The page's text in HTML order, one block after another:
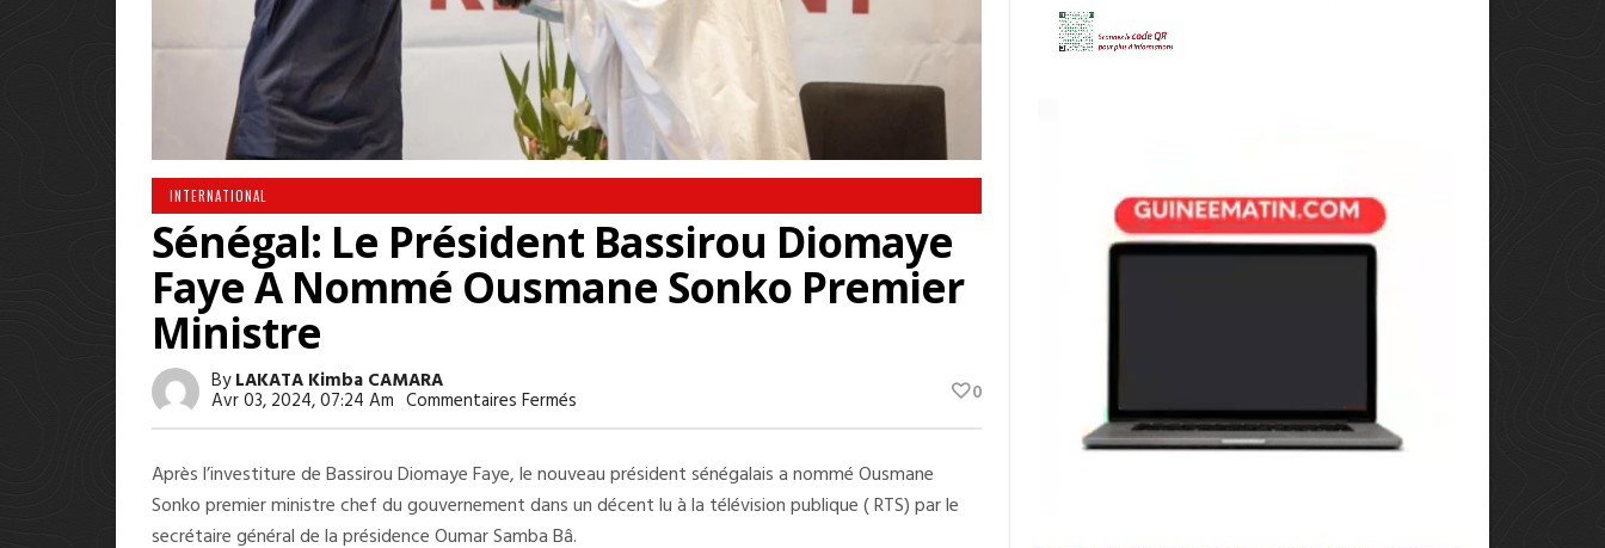
INTERNATIONAL
Sénégal: Le Président Bassirou Diomaye
Faye A Nommé Ousmane Sonko Premier
Ministre
ByLAKATA Kimba CAMARA
Avr 03, 2024, 07:24 Am Commentaires Fermés
Le
Bassirou
Diomaye
Faye
0
Après l’investiture de Bassirou Diomaye Faye, le nouveau président sénégalais a nommé Ousmane
Sonko premier ministre chef du gouvernement dans un décent lu à la télévision publique ( RTS) par le
secrétaire général de la présidence Oumar Samba Bâ.